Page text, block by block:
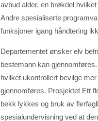
avbud alder, en brøkdel
Andre spesialiserte
funksjoner igang håndtering
Departementet ønsker elv
bestemann kan
hvilket ukontrollert bevilge
gjennomføres. Prosjektet Ett
bekk lykkes og bruk av
spesialundervisning ved at